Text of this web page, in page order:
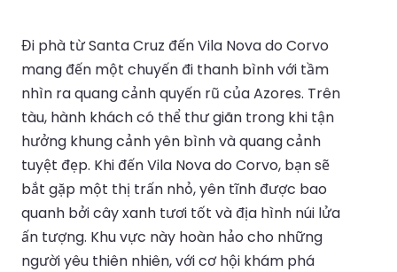
Đi phà từ Santa Cruz đến Vila Nova do Corvo
mang đến một chuyến đi thanh bình với tầm
nhìn ra quang cảnh quyến rũ của Azores. Trên
tàu, hành khách có thể thư giãn trong khi tận
hưởng khung cảnh yên bình và quang cảnh
tuyệt đẹp. Khi đến Vila Nova do Corvo, bạn sẽ
bắt gặp một thị trấn nhỏ, yên tĩnh được bao
quanh bởi cây xanh tươi tốt và địa hình núi lửa
ấn tượng. Khu vực này hoàn hảo cho những
người yêu thiên nhiên, với cơ hội khám phá